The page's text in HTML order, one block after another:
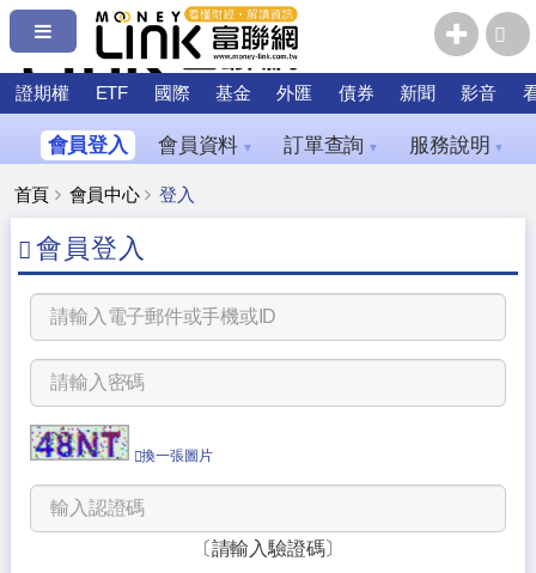
證期權 ETF 國際 基金 外匯 債券 新聞 影音
會員登入 會員資料 ▼ 訂單查詢 ▼ 服務說明 ▼
首頁 會員中心 登入
會員登入
換一張圖片
〔請輸入驗證碼〕